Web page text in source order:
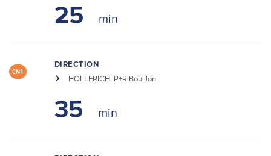
25
CN1
DIRECTION
HOLLERICH, P+R Bouillon
35